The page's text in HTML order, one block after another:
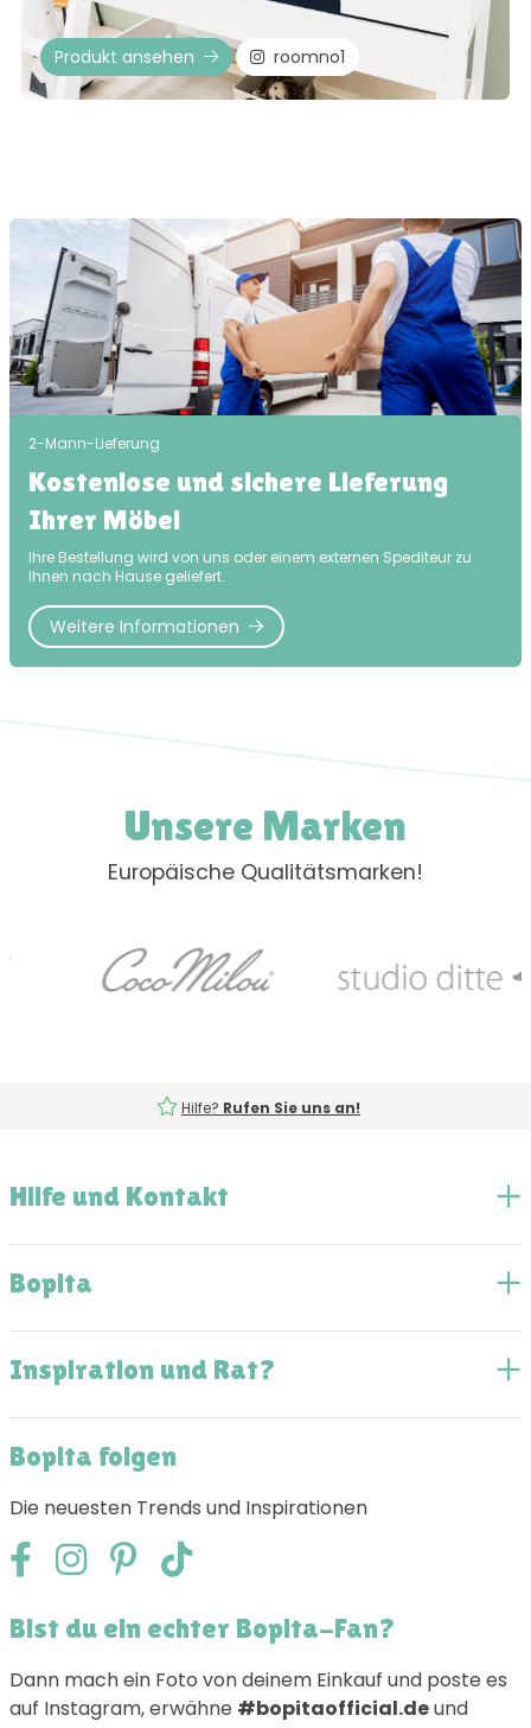
Produkt ansehen roomno1
2-Mann-Lieferung
Kostenlose und sichere Lieferung
Ihrer Möbel
Ihre Bestellung wird von uns oder einem externen Spediteur zu
Ihnen nach Hause geliefert.
Weitere Informationen
Unsere Marken
Europäische Qualitätsmarken!
Hilfe? Rufen Sie uns an!
Hilfe und Kontakt
Bopita
Inspiration und Rat?
Bopita folgen
Die neuesten Trends und Inspirationen
Bist du ein echter Bopita-Fan?
Dann mach ein Foto von deinem Einkauf und poste es
auf Instagram, erwähne #bopitaofficial.deund